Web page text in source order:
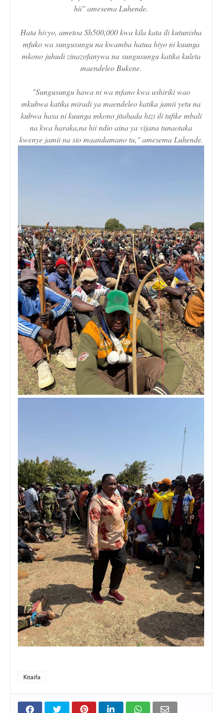
hii" amesema Luhende.
Hata hivyo, ametoa Sh500,000 kwa kila kata ili kutunisha
mfuko wa sungusungu na kwamba hatua hiyo ni kuunga
mkono juhudi zinazofanywa na sungusungu katika kuleta
maendeleo Bukene.
"Sungusungu hawa ni wa mfano kwa ushiriki wao
mkubwa katika miradi ya maendeleo katika jamii yetu na
kubwa hasa ni kuunga mkono jitahada hizi ili tufike mbali
na kwa haraka,na hii ndio aina ya vijana tunaotaka
kwenye jamii na sio maandamano tu," amesema Luhende.
Kitaifa